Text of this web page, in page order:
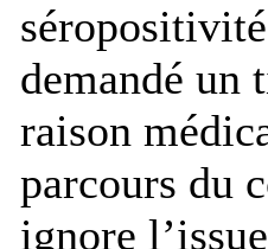
demandé un
raison
parcours du
ignore